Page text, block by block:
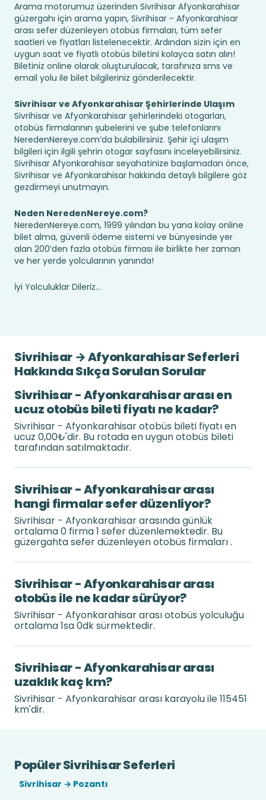
Arama motorumuz üzerinden Sivrihisar Afyonkarahisar
güzergahı için arama yapın, Sivrihisar - Afyonkarahisar
arası sefer düzenleyen otobüs firmaları, tüm sefer
saatleri ve fiyatları listelenecektir. Ardından sizin için en
uygun saat ve fiyatlı otobüs biletini kolayca satın alın!
Biletiniz online olarak oluşturulacak, tarafınıza sms ve
email yolu ile bilet bilgileriniz gönderilecektir.
Sivrihisar ve Afyonkarahisar Şehirlerinde Ulaşım
Sivrihisar ve Afyonkarahisar şehirlerindeki otogarları,
otobüs firmalarının şubelerini ve şube telefonlarını
NeredenNereye.com’da bulabilirsiniz. Şehir içi ulaşım
bilgileri için ilgili şehrin otogar sayfasını inceleyebilirsiniz.
Sivrihisar Afyonkarahisar seyahatinize başlamadan önce,
Sivrihisar ve Afyonkarahisar hakkında detaylı bilgilere göz
gezdirmeyi unutmayın.
Neden NeredenNereye.com?
NeredenNereye.com, 1999 yılından bu yana kolay online
bilet alma, güvenli ödeme sistemi ve bünyesinde yer
alan 200’den fazla otobüs firması ile birlikte her zaman
ve her yerde yolcularının yanında!
İyi Yolculuklar Dileriz...
Sivrihisar → Afyonkarahisar Seferleri
Hakkında Sıkça Sorulan Sorular
Sivrihisar - Afyonkarahisar arası en
ucuz otobüs bileti fiyatı ne kadar?
Sivrihisar - Afyonkarahisar otobüs bileti fiyatı en
ucuz 0,00₺'dir. Bu rotada en uygun otobüs bileti
tarafından satılmaktadır.
Sivrihisar - Afyonkarahisar arası
hangi firmalar sefer düzenliyor?
Sivrihisar - Afyonkarahisar arasında günlük
ortalama 0 firma 1 sefer düzenlemektedir. Bu
güzergahta sefer düzenleyen otobüs firmaları .
Sivrihisar - Afyonkarahisar arası
otobüs ile ne kadar sürüyor?
Sivrihisar - Afyonkarahisar arası otobüs yolculuğu
ortalama 1sa 0dk sürmektedir.
Sivrihisar - Afyonkarahisar arası
uzaklık kaç km?
Sivrihisar - Afyonkarahisar arası karayolu ile 115451
km'dir.
Popüler Sivrihisar Seferleri
Sivrihisar → Pozantı